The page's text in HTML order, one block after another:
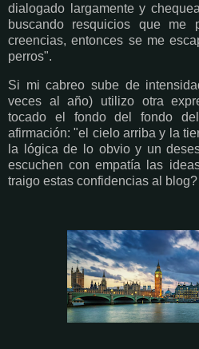
dialogado largamente y
buscando resquicios que me
creencias, entonces se me
perros".
Si mi cabreo sube de
veces al año) utilizo otra
tocado el fondo del fondo
afirmación: "el cielo arriba y la
la lógica de lo obvio y un
escuchen con empatía las
traigo estas confidencias al blog?